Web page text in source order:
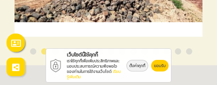
เว็บไซต์นี้ใช้คุกกี้
เราใช้คุกกี้เพื่อเพิ่มประสิทธิภาพและ
มอบประสบการณ์ความพึงพอใจ
ของท่านในการใช้งานเว็บไซต์ เรียน
รู้เพิ่มเติม
ตั้งค่าคุกกี้ ยอมรับ